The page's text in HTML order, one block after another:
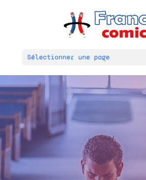
Sélectionner une page